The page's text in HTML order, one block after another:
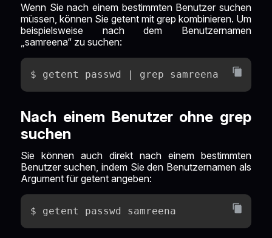
Wenn Sie nach einem bestimmten Benutzer suchen
müssen, können Sie getent mit grep kombinieren. Um
beispielsweise nach dem Benutzernamen
„samreena“ zu suchen:
$ getent passwd | grep samreena
Nach einem Benutzer ohne grep
suchen
Sie können auch direkt nach einem bestimmten
Benutzer suchen, indem Sie den Benutzernamen als
Argument für getent angeben:
$ getent passwd samreena